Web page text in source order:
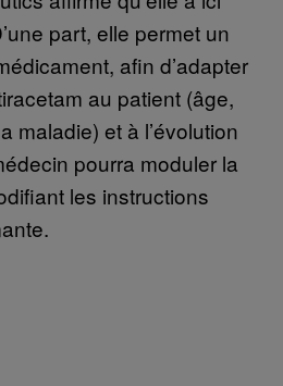
part, elle permet un
afin d’adapter
au patient (âge,
maladie) et à l’évolution
pourra moduler la
les instructions